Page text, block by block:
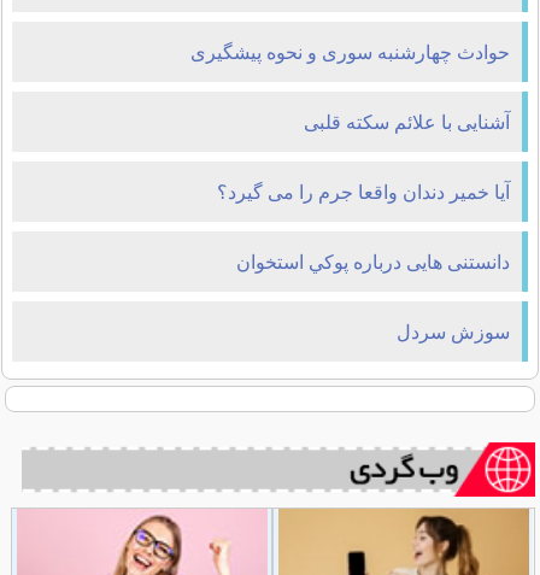
حوادث چهارشنبه سوری و نحوه پیشگیری
آشنایی با علائم سکته قلبی
آیا خمیر دندان واقعا جرم را می گیرد؟
دانستنی هایی درباره پوکي استخوان
سوزش سردل